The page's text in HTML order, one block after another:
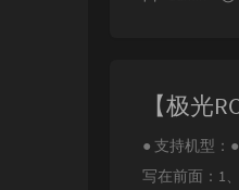
● 支持机型：●
写在前面：1